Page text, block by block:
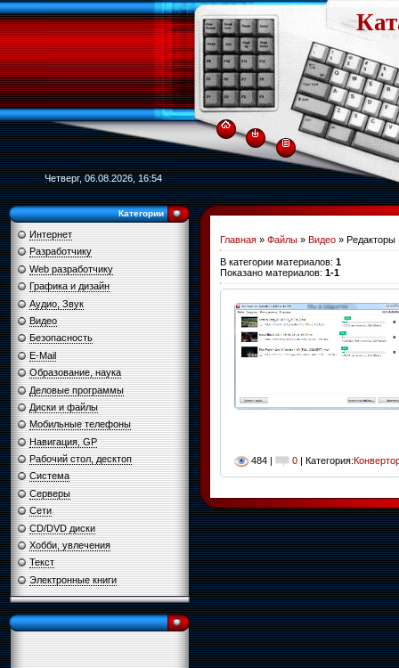
Четверг, 06.08.2026, 16:54
Категории
Интернет
Разработчику
Web разработчику
Графика и дизайн
Аудио, Звук
Видео
Безопасность
E-Mail
Образование, наука
Деловые программы
Диски и файлы
Мобильные телефоны
Навигация, GP
Рабочий стол, десктоп
Система
Серверы
Сети
CD/DVD диски
Хобби, увлечения
Текст
Электронные книги
Главная » Файлы » Видео » Редакторы
В категории материалов: 1
Показано материалов: 1-1
484 | 0 | Категория: